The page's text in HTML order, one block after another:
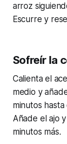
arroz
Escurre y
Sofreír la
Calienta el
medio y
minutos
Añade el ajo
minutos más.